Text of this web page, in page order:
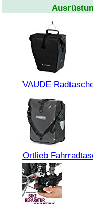
VAUDE
Ortlieb